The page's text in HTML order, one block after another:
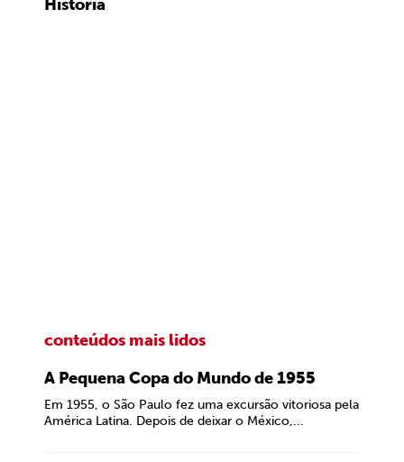
História
conteúdos mais lidos
A Pequena Copa do Mundo de 1955
Em 1955, o São Paulo fez uma excursão vitoriosa pela
América Latina. Depois de deixar o México,...